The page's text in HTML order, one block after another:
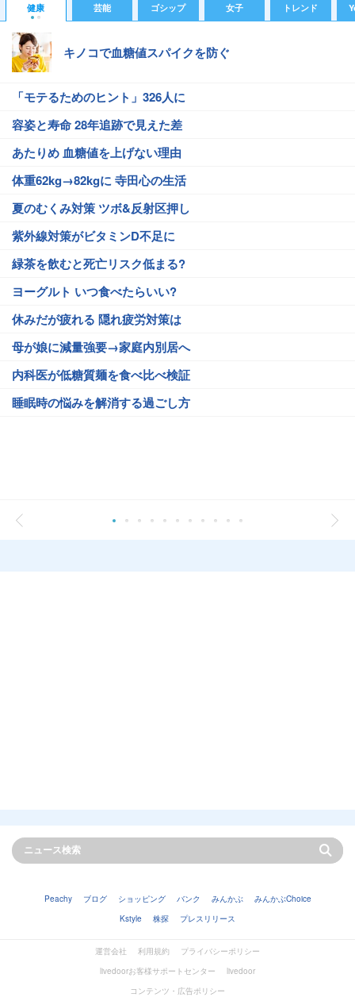
健康 芸能 ゴシップ 女子 トレンド
キノコで血糖値スパイクを防ぐ
「モテるためのヒント」326人に
容姿と寿命 28年追跡で見えた差
あたりめ 血糖値を上げない理由
体重62kg→82kgに 寺田心の生活
夏のむくみ対策 ツボ&反射区押し
紫外線対策がビタミンD不足に
緑茶を飲むと死亡リスク低まる?
ヨーグルト いつ食べたらいい?
休みだが疲れる 隠れ疲労対策は
母が娘に減量強要→家庭内別居へ
内科医が低糖質麺を食べ比べ検証
睡眠時の悩みを解消する過ごし方
Peachy ブログ ショッピング バンク みんかぶ
みんかぶChoice
Kstyle
株探 プレスリリース
運営会社 利用規約
プライバシーポリシー
livedoorお客様サポートセンター
livedoor
コンテンツ・広告ポリシー